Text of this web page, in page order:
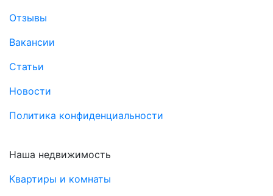
Отзывы
Вакансии
Статьи
Новости
Политика конфиденциальности
Наша недвижимость
Квартиры и комнаты